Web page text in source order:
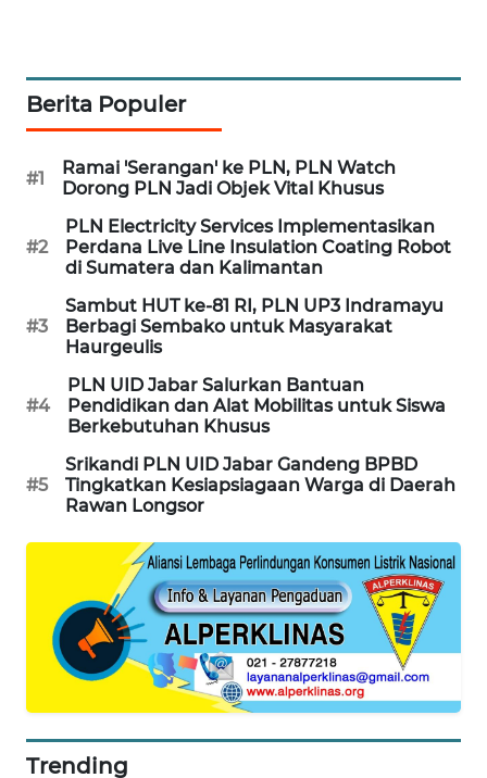
Berita Populer
#1
Ramai 'Serangan' ke PLN, PLN Watch
Dorong PLN Jadi Objek Vital Khusus
#2
PLN Electricity Services Implementasikan
Perdana Live Line Insulation Coating Robot
di Sumatera dan Kalimantan
#3
Sambut HUT ke-81 RI, PLN UP3 Indramayu
Berbagi Sembako untuk Masyarakat
Haurgeulis
#4
PLN UID Jabar Salurkan Bantuan
Pendidikan dan Alat Mobilitas untuk Siswa
Berkebutuhan Khusus
#5
Srikandi PLN UID Jabar Gandeng BPBD
Tingkatkan Kesiapsiagaan Warga di Daerah
Rawan Longsor
Trending
WN
TEBING
TINGGI
WN
PAKPAK
WN
KARAWANG
WN
BEKASI
WN
BOGOR
WN
DEPOK
WN
TAPANULI
UTARA